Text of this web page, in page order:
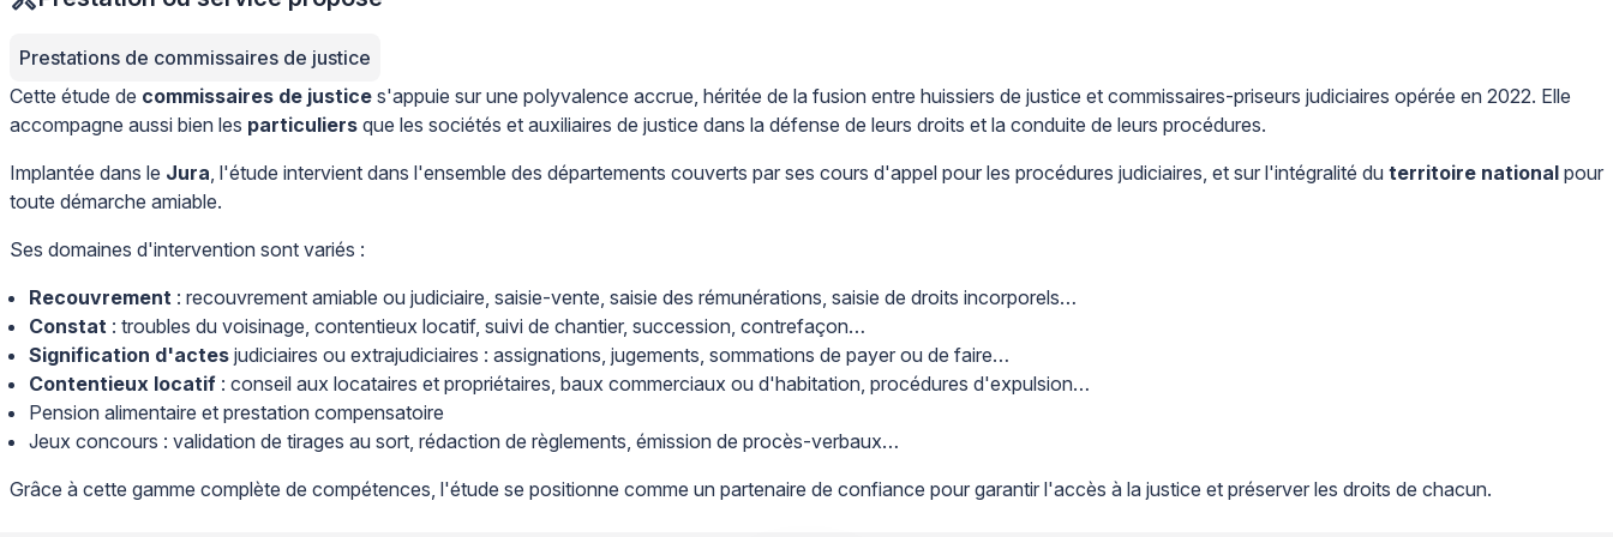
Prestations de commissaires de justice
Cette étude de commissaires de justice s'appuie sur une polyvalence accrue, héritée de la fusion entre huissiers de justice et commissaires-priseurs judiciaires opérée en 2022. Elle
accompagne aussi bien les particuliers que les sociétés et auxiliaires de justice dans la défense de leurs droits et la conduite de leurs procédures.
Implantée dans le Jura , l'étude intervient dans l'ensemble des départements couverts par ses cours d'appel pour les procédures judiciaires, et sur l'intégralité du territoire national pour
toute démarche amiable.
Ses domaines d'intervention sont variés :
Recouvrement : recouvrement amiable ou judiciaire, saisie-vente, saisie des rémunérations, saisie de droits incorporels…
Constat : troubles du voisinage, contentieux locatif, suivi de chantier, succession, contrefaçon…
Signification d'actes judiciaires ou extrajudiciaires : assignations, jugements, sommations de payer ou de faire…
Contentieux locatif : conseil aux locataires et propriétaires, baux commerciaux ou d'habitation, procédures d'expulsion…
Pension alimentaire et prestation compensatoire
Jeux concours : validation de tirages au sort, rédaction de règlements, émission de procès-verbaux…
Grâce à cette gamme complète de compétences, l'étude se positionne comme un partenaire de confiance pour garantir l'accès à la justice et préserver les droits de chacun.